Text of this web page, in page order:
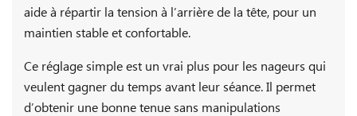
aide à répartir la tension à l’arrière de la tête, pour un
maintien stable et confortable.
Ce réglage simple est un vrai plus pour les nageurs qui
veulent gagner du temps avant leur séance. Il permet
d’obtenir une bonne tenue sans manipulations